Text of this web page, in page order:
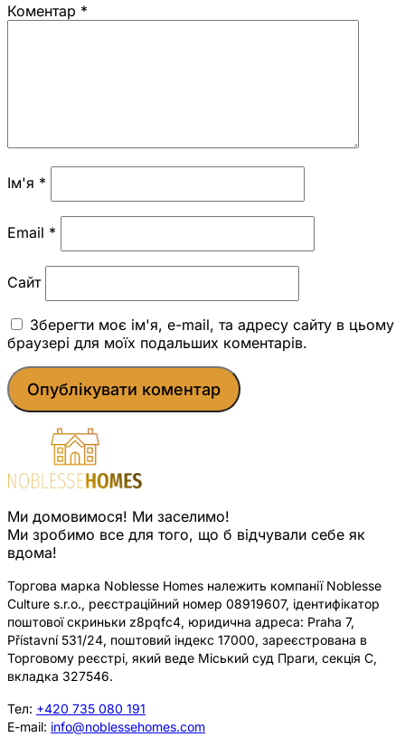
Коментар *
Ім'я *
Email *
Сайт
Зберегти моє ім'я, e-mail, та адресу сайту в цьому
браузері для моїх подальших коментарів.
Ми домовимося! Ми заселимо!
Ми зробимо все для того, що б відчували себе як
вдома!
Торгова марка Noblesse Homes належить компанії Noblesse
Culture s.r.o., реєстраційний номер 08919607, ідентифікатор
поштової скриньки z8pqfc4, юридична адреса: Praha 7,
Přístavní 531/24, поштовий індекс 17000, зареєстрована в
Торговому реєстрі, який веде Міський суд Праги, секція C,
вкладка 327546.
Тел: +420 735 080 191
E-mail: info@noblessehomes.com